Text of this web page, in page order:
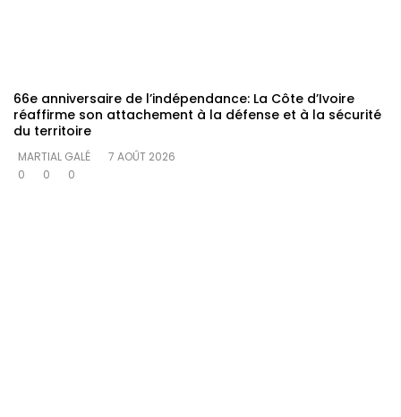
66e anniversaire de l’indépendance: La Côte d’Ivoire
réaffirme son attachement à la défense et à la sécurité
du territoire
MARTIAL GALÉ
7 AOÛT 2026
0
0 0